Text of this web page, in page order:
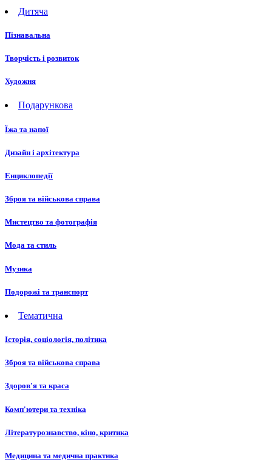
Дитяча
Пізнавальна
Творчість і розвиток
Художня
Подарункова
Їжа та напої
Дизайн і архітектура
Енциклопедії
Зброя та військова справа
Мистецтво та фотографія
Мода та стиль
Музика
Подорожі та транспорт
Тематична
Історія, соціологія, політика
Зброя та військова справа
Здоров'я та краса
Комп'ютери та техніка
Літературознавство, кіно, критика
Медицина та медична практика